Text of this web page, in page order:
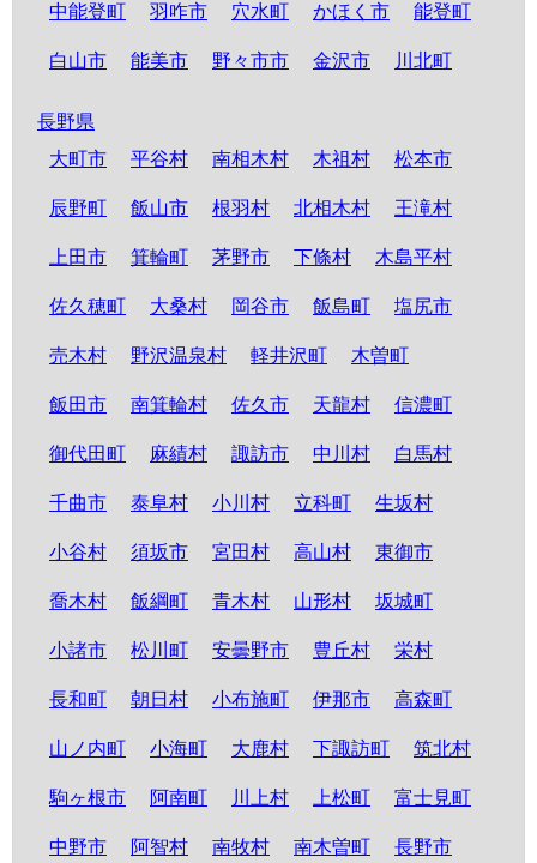
中能登町 羽咋市 穴水町 かほく市 能登町
白山市 能美市 野々市市 金沢市 川北町
長野県
大町市
平谷村 南相木村 木祖村 松本市
辰野町 飯山市 根羽村 北相木村 王滝村
上田市 箕輪町 茅野市 下條村 木島平村
佐久穂町 大桑村 岡谷市 飯島町 塩尻市
売木村 野沢温泉村 軽井沢町 木曽町
飯田市 南箕輪村 佐久市 天龍村 信濃町
御代田町 麻績村 諏訪市 中川村 白馬村
千曲市 泰阜村 小川村 立科町 生坂村
小谷村 須坂市 宮田村 高山村 東御市
喬木村 飯綱町 青木村 山形村 坂城町
小諸市 松川町 安曇野市 豊丘村 栄村
長和町 朝日村 小布施町 伊那市 高森町
山ノ内町 小海町 大鹿村 下諏訪町 筑北村
駒ヶ根市 阿南町 川上村 上松町 富士見町
中野市 阿智村 南牧村 南木曽町 長野市